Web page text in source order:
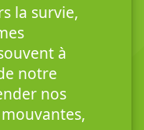
la survie,
à
notre
nos